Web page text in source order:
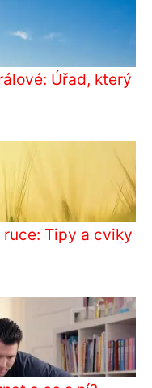
Úřad, který
Tipy a cviky